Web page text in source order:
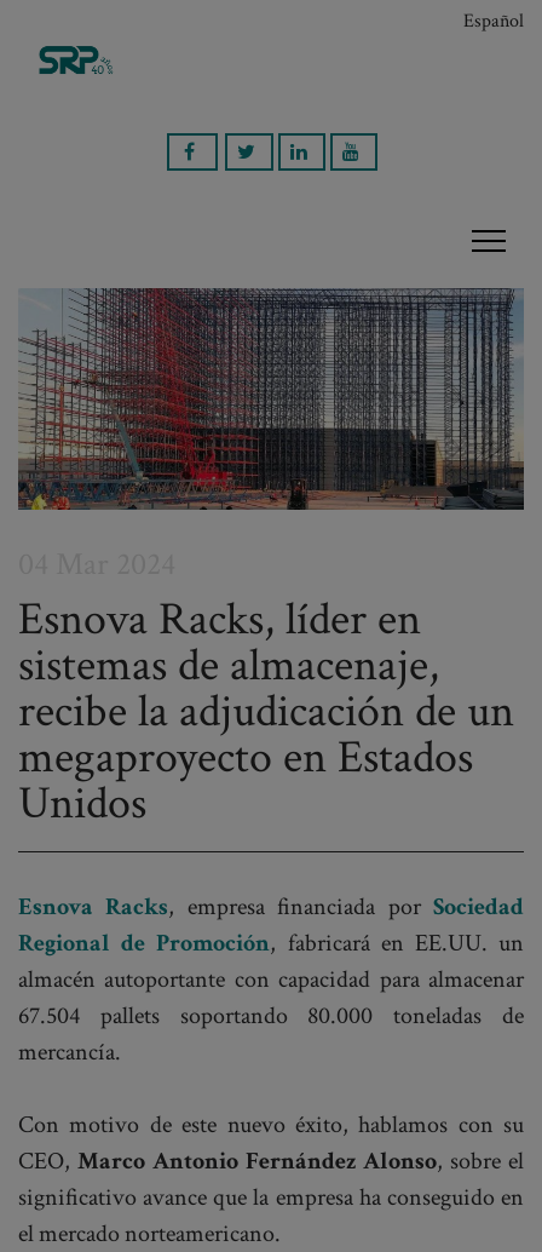
Esnova Racks, líder en
sistemas de almacenaje,
recibe la adjudicación de un
megaproyecto en Estados
Unidos
Esnova Racks, empresa financiada porSociedad
Regional de Promoción, fabricará en EE.UU. un
almacén autoportante con capacidad para almacenar
67.504 pallets soportando 80.000 toneladas de
mercancía.
Con motivo de este nuevo éxito, hablamos con su
CEO, Marco Antonio Fernández Alonso, sobre el
significativo avance que la empresa ha conseguido en
el mercado norteamericano.
Post
navigation
Español